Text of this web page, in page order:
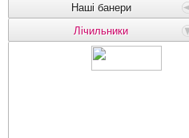
Наші банери
Лічильники